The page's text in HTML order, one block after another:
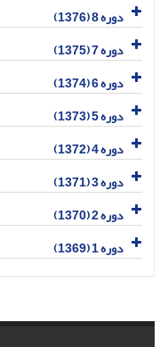
دوره 8 (1376)
دوره 7 (1375)
دوره 6 (1374)
دوره 5 (1373)
دوره 4 (1372)
دوره 3 (1371)
دوره 2 (1370)
دوره 1 (1369)